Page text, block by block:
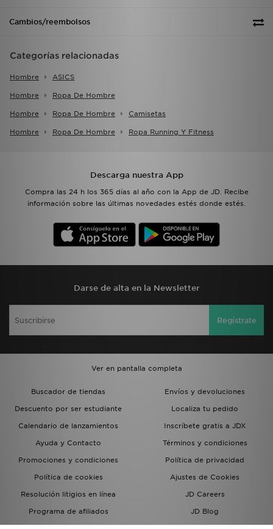
Cambios/reembolsos
Categorías relacionadas
Hombre ASICS
Hombre Ropa De Hombre
Hombre Ropa De Hombre Camisetas
Hombre Ropa De Hombre Ropa Running Y Fitness
Descarga nuestra App
Compra las 24 h los 365 días al año con la App de JD. Recibe
información sobre las últimas novedades estés donde estés.
Darse de alta en la Newsletter
Regístrate
Ver en pantalla completa
Buscador de tiendas
Envíos y devoluciones
Descuento por ser estudiante
Localiza tu pedido
Calendario de lanzamientos
Inscríbete gratis a JDX
Ayuda y Contacto
Términos y condiciones
Promociones y condiciones
Política de privacidad
Política de cookies
Ajustes de Cookies
Resolución litigios en línea
JD Careers
Programa de afiliados
JD Blog